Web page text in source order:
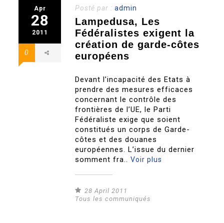
Apr
28
2011
0
Posté par :admin
Lampedusa, Les
Fédéralistes exigent la
création de garde-côtes
européens
Devant l’incapacité des Etats à
prendre des mesures efficaces
concernant le contrôle des
frontières de l’UE, le Parti
Fédéraliste exige que soient
constitués un corps de Garde-
côtes et des douanes
européennes. L’issue du dernier
somment fra..Voir plus
28 April 2011
Tous les communiqués